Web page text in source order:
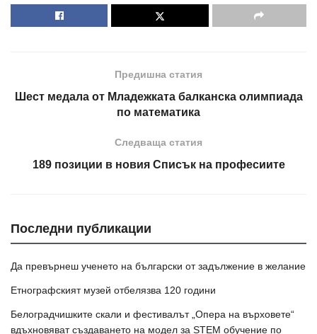
Предишна статия
Шест медала от Младежката балканска олимпиада
по математика
Следваща статия
189 позиции в новия Списък на професиите
Последни публикации
Да превърнеш ученето на български от задължение в желание
Етнографският музей отбелязва 120 години
Белоградчишките скали и фестивалът „Опера на върховете“
вдъхновяват създаването на модел за STEM обучение по